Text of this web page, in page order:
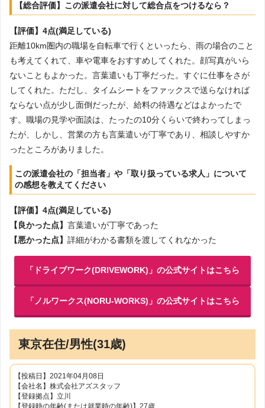
【総合評価】この派遣会社に対して総合点をつけるなら？
【評価】4点(満足している)
距離10km圏内の職場を自転車で行くといったら、雨の場合のこと
も考えてくれて、車や電車をおすすめしてくれた。顔写真がいら
ないこともよかった。言葉遣いも丁寧だった。すぐに仕事をさが
してくれた。ただし、タイムシートをファックスで送らなければ
ならない点が少し面倒だったが、給料の待遇などはよかったで
す。職場の見学や面談は、たったの10分くらいで終わってしまっ
たが、しかし、営業の方も言葉遣いが丁寧であり、相談しやすか
ったところがありました。
この派遣会社の「担当者」や「取り扱っている求人」について
の感想を教えてください
【評価】4点(満足している)
【良かった点】 言葉遣いが丁寧であった
【悪かった点】 詳細がわかる書類を渡してくれなかった
「ドライブワーク(DRIVEWORK)」の公式サイトはこちら
「ノルワークス(NORU-WORKS)」の公式サイトはこちら
東京在住/男性(31歳)
【投稿日】2021年04月08日
【会社名】株式会社アズスタッフ
【登録拠点】立川
【登録時の年齢(または就業時の年齢)】27歳